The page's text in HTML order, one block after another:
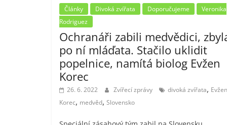
Články Divoká zvířata Doporučujeme
Veronika
Rodriguez
Ochranáři zabili medvědici,
po ní mláďata. Stačilo uklidit
popelnice, namítá biolog Evžen
Korec
26. 6. 2022 Zvířecí zprávy divoká zvířata, Evžen
Korec, medvěd, Slovensko